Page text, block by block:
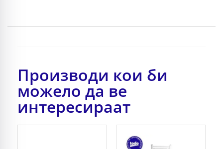
Производи кои би
можело да ве
интересираат